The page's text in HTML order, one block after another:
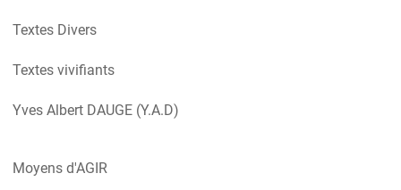
Textes Divers
Textes vivifiants
Yves Albert DAUGE (Y.A.D)
Moyens d'AGIR